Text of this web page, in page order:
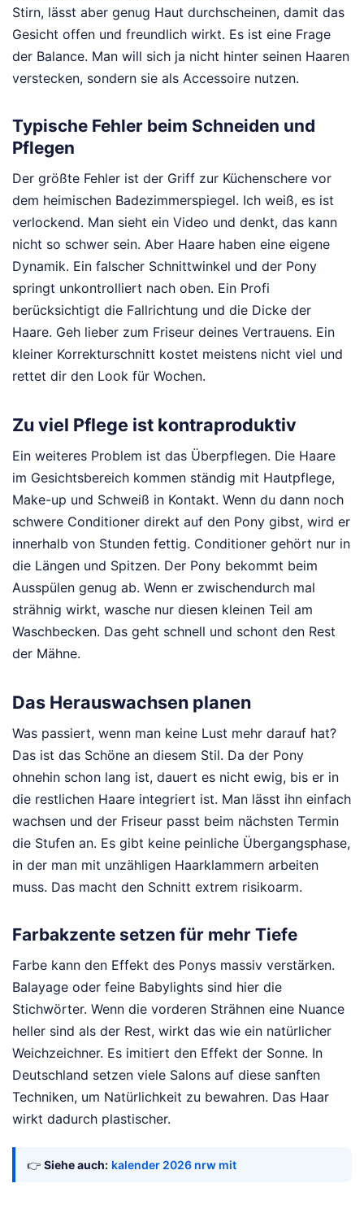
Stirn, lässt aber genug Haut durchscheinen, damit das
Gesicht offen und freundlich wirkt. Es ist eine Frage
der Balance. Man will sich ja nicht hinter seinen Haaren
verstecken, sondern sie als Accessoire nutzen.
Typische Fehler beim Schneiden und
Pflegen
Der größte Fehler ist der Griff zur Küchenschere vor
dem heimischen Badezimmerspiegel. Ich weiß, es ist
verlockend. Man sieht ein Video und denkt, das kann
nicht so schwer sein. Aber Haare haben eine eigene
Dynamik. Ein falscher Schnittwinkel und der Pony
springt unkontrolliert nach oben. Ein Profi
berücksichtigt die Fallrichtung und die Dicke der
Haare. Geh lieber zum Friseur deines Vertrauens. Ein
kleiner Korrekturschnitt kostet meistens nicht viel und
rettet dir den Look für Wochen.
Zu viel Pflege ist kontraproduktiv
Ein weiteres Problem ist das Überpflegen. Die Haare
im Gesichtsbereich kommen ständig mit Hautpflege,
Make-up und Schweiß in Kontakt. Wenn du dann noch
schwere Conditioner direkt auf den Pony gibst, wird er
innerhalb von Stunden fettig. Conditioner gehört nur in
die Längen und Spitzen. Der Pony bekommt beim
Ausspülen genug ab. Wenn er zwischendurch mal
strähnig wirkt, wasche nur diesen kleinen Teil am
Waschbecken. Das geht schnell und schont den Rest
der Mähne.
Das Herauswachsen planen
Was passiert, wenn man keine Lust mehr darauf hat?
Das ist das Schöne an diesem Stil. Da der Pony
ohnehin schon lang ist, dauert es nicht ewig, bis er in
die restlichen Haare integriert ist. Man lässt ihn einfach
wachsen und der Friseur passt beim nächsten Termin
die Stufen an. Es gibt keine peinliche Übergangsphase,
in der man mit unzähligen Haarklammern arbeiten
muss. Das macht den Schnitt extrem risikoarm.
Farbakzente setzen für mehr Tiefe
Farbe kann den Effekt des Ponys massiv verstärken.
Balayage oder feine Babylights sind hier die
Stichwörter. Wenn die vorderen Strähnen eine Nuance
heller sind als der Rest, wirkt das wie ein natürlicher
Weichzeichner. Es imitiert den Effekt der Sonne. In
Deutschland setzen viele Salons auf diese sanften
Techniken, um Natürlichkeit zu bewahren. Das Haar
wirkt dadurch plastischer.
👉 Siehe auch: kalender 2026 nrw mit